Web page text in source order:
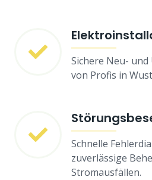
Sichere Neu-
von Profis in
Schnelle
zuverlässige
Stromausfällen.